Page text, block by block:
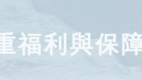
福利與保